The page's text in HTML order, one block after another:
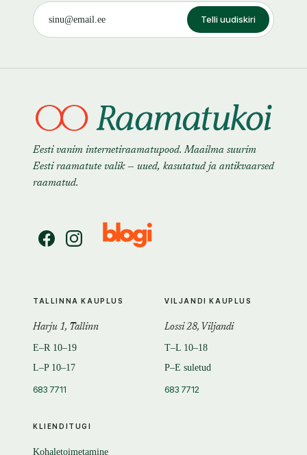
Telli uudiskiri
Eesti vanim internetiraamatupood. Maailma suurim
Eesti raamatute valik — uued, kasutatud ja antikvaarsed
raamatud.
KLIENDITUGI
Kohaletoimetamine
TALLINNA KAUPLUS
Harju 1, Tallinn
E–R 10–19
L–P 10–17
683 7711
VILJANDI KAUPLUS
Lossi 28, Viljandi
T–L 10–18
P–E suletud
683 7712